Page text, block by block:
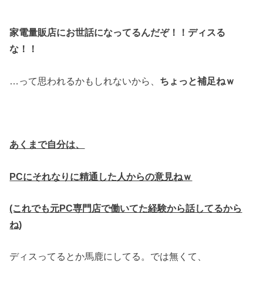
家電量販店にお世話になってるんだぞ！！ディスる
な！！
…って思われるかもしれないから、 ちょっと補足ねｗ
あくまで自分は、
PCにそれなりに精通した人からの意見ねｗ
(これでも元PC専門店で働いてた経験から話してるから
ね)
ディスってるとか馬鹿にしてる。では無くて、